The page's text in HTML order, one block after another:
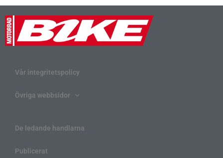
Vår integritetspolicy
Övriga webbsidor
De ledande handlarna
Publicerat